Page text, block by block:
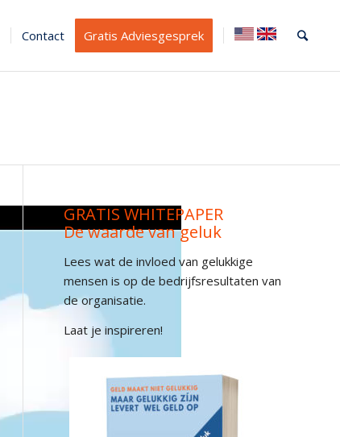
Contact Gratis Adviesgesprek
GRATIS WHITEPAPER
De waarde van geluk
Lees wat de invloed van gelukkige
mensen is op de bedrijfsresultaten van
de organisatie.
Laat je inspireren!